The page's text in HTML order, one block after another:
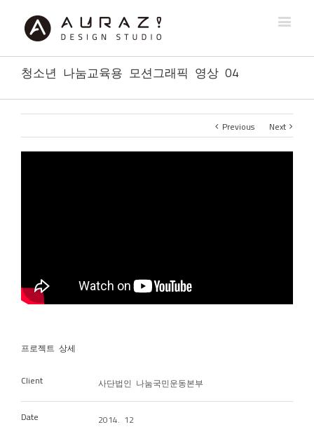
청소년 나눔교육용 모션그래픽 영상 04
Previous Next
프로젝트 상세
Client 사단법인 나눔국민운동본부
Date 2014. 12